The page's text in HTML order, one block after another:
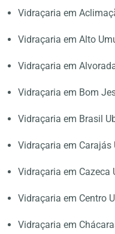
Vidraçaria em
Vidraçaria em Alto
Vidraçaria em
Vidraçaria em Bom
Vidraçaria em Brasil
Vidraçaria em Carajás
Vidraçaria em Cazeca
Vidraçaria em Centro
Vidraçaria em